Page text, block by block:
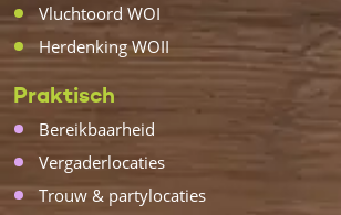
Vluchtoord WOI
Herdenking WOII
Praktisch
Bereikbaarheid
Vergaderlocaties
Trouw & partylocaties